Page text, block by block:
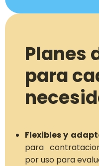
Planes
para
Flexibles y
para
por uso para